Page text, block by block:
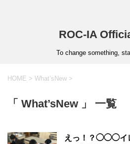
ROC-IA
To change something,
HOME > What’sNew >
「 What’sNew 」 一覧
えっ！？◯◯◯イ